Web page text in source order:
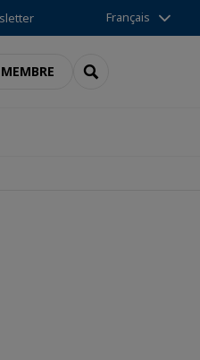
Français
RECHERCHER